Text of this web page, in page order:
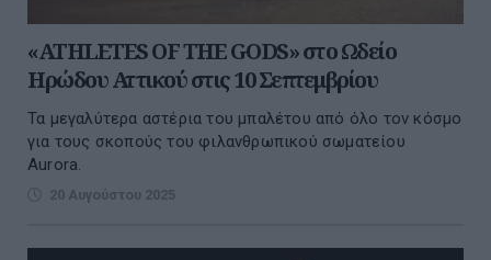
«ATHLETES OF THE GODS» στο Ωδείο
Ηρώδου Αττικού στις 10 Σεπτεμβρίου
Τα μεγαλύτερα αστέρια του μπαλέτου από όλο τον κόσμο
για τους σκοπούς του φιλανθρωπικού σωματείου
Aurora.
20 Αυγούστου 2025